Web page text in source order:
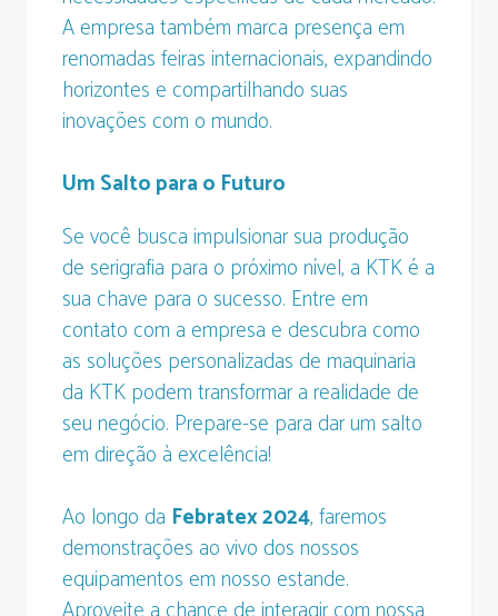
A empresa também marca presença em
renomadas feiras internacionais, expandindo
horizontes e compartilhando suas
inovações com o mundo.
Um Salto para o Futuro
Se você busca impulsionar sua produção
de serigrafia para o próximo nível, a KTK é a
sua chave para o sucesso. Entre em
contato com a empresa e descubra como
as soluções personalizadas de maquinaria
da KTK podem transformar a realidade de
seu negócio. Prepare-se para dar um salto
em direção à excelência!
Ao longo da Febratex 2024, faremos
demonstrações ao vivo dos nossos
equipamentos em nosso estande.